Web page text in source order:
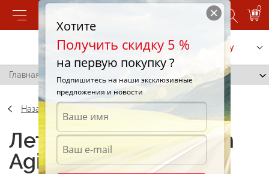
0
Позвонить Заказать услугу
Главная /
Назад
Летние шины Michelin
Agilis 215/70 R15 107T
Хотите
Получить скидку 5 %
на первую покупку ?
Подпишитесь на наши эксклюзивные
предложения и новости